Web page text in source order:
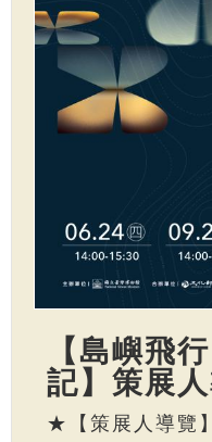
【島嶼飛
記】策展人
★【策展人導覽